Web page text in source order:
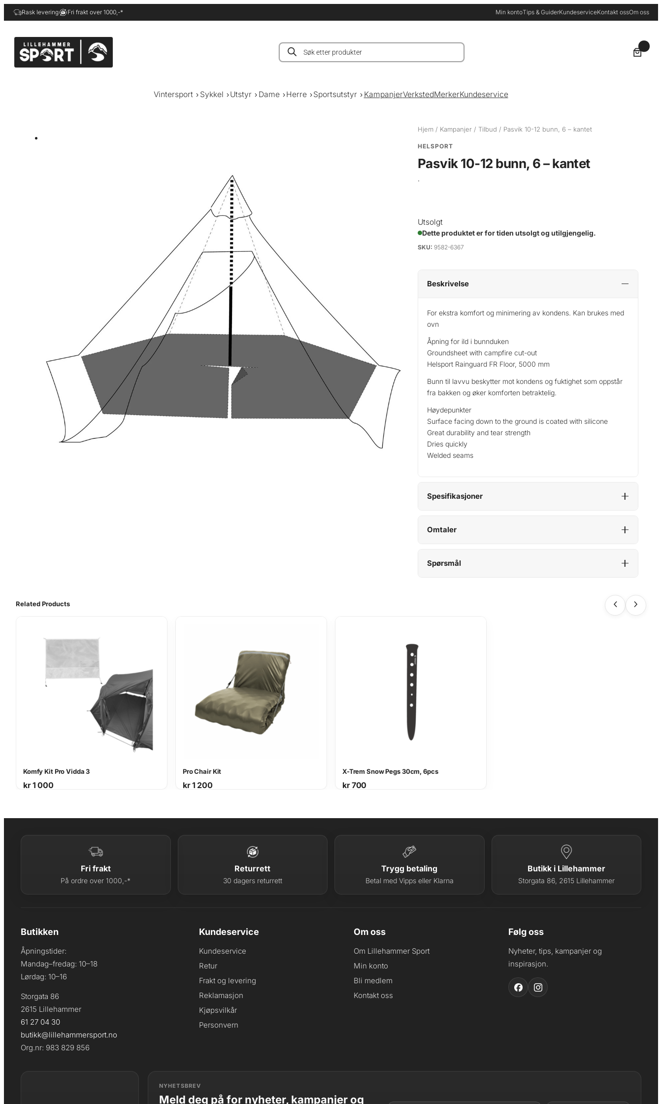
Hopp
til
Rask levering Fri frakt over 1000,-* Min kontoTips & GuiderKundeserviceKontakt ossOm oss
Products
search
Vintersport Sykkel Utstyr Dame Herre Sportsutstyr KampanjerVerkstedMerkerKundeservice
Hjem / Kampanjer / Tilbud / Pasvik 10-12 bunn, 6 – kantet
HELSPORT
Pasvik 10-12 bunn, 6 – kantet
.
Utsolgt
Dette produktet er for tiden utsolgt og utilgjengelig.
SKU: 9582-6367
Beskrivelse
For ekstra komfort og minimering av kondens. Kan brukes med
ovn
Åpning for ild i bunnduken
Groundsheet with campfire cut-out
Helsport Rainguard FR Floor, 5000 mm
Bunn til lavvu beskytter mot kondens og fuktighet som oppstår
fra bakken og øker komforten betraktelig.
Høydepunkter
Surface facing down to the ground is coated with silicone
Great durability and tear strength
Dries quickly
Welded seams
Spesifikasjoner
Omtaler
Spørsmål
Related Products
Komfy Kit Pro Vidda 3
kr1 000
Pro Chair Kit
kr1 200
X-Trem Snow Pegs 30cm, 6pcs
kr700
Fri frakt
På ordre over 1000,-*
Returrett
30 dagers returrett
Trygg betaling
Betal med Vipps eller Klarna
Butikk i Lillehammer
Storgata 86, 2615 Lillehammer
Butikken
Åpningstider:
Mandag–fredag: 10–18
Lørdag: 10–16
Storgata 86
2615 Lillehammer
61 27 04 30
butikk@lillehammersport.no
Org.nr: 983 829 856
Kundeservice
Kundeservice
Retur
Frakt og levering
Reklamasjon
Kjøpsvilkår
Personvern
Om oss
Om Lillehammer Sport
Min konto
Bli medlem
Kontakt oss
Følg oss
Nyheter, tips, kampanjer og
inspirasjon.
NYHETSBREV
Meld deg på for nyheter, kampanjer og